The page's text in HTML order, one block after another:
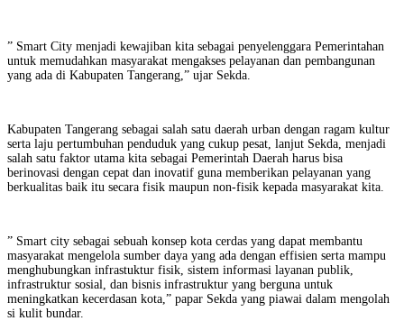
” Smart City menjadi kewajiban kita sebagai penyelenggara Pemerintahan
untuk memudahkan masyarakat mengakses pelayanan dan pembangunan
yang ada di Kabupaten Tangerang,” ujar Sekda.
Kabupaten Tangerang sebagai salah satu daerah urban dengan ragam kultur
serta laju pertumbuhan penduduk yang cukup pesat, lanjut Sekda, menjadi
salah satu faktor utama kita sebagai Pemerintah Daerah harus bisa
berinovasi dengan cepat dan inovatif guna memberikan pelayanan yang
berkualitas baik itu secara fisik maupun non-fisik kepada masyarakat kita.
” Smart city sebagai sebuah konsep kota cerdas yang dapat membantu
masyarakat mengelola sumber daya yang ada dengan effisien serta mampu
menghubungkan infrastuktur fisik, sistem informasi layanan publik,
infrastruktur sosial, dan bisnis infrastruktur yang berguna untuk
meningkatkan kecerdasan kota,” papar Sekda yang piawai dalam mengolah
si kulit bundar.